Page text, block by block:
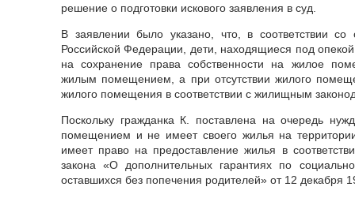
решение о подготовки искового заявления в суд.
В заявлении было указано, что, в соответствии со
Российской Федерации, дети, находящиеся под
на сохранение права собственности на жилое
жилым помещением, а при отсутствии жилого
жилого помещения в соответствии с жилищным
Поскольку гражданка К. поставлена на очередь
помещением и не имеет своего жилья на
имеет право на предоставление жилья в
закона «О дополнительных гарантиях по
оставшихся без попечения родителей» от 12 декабря